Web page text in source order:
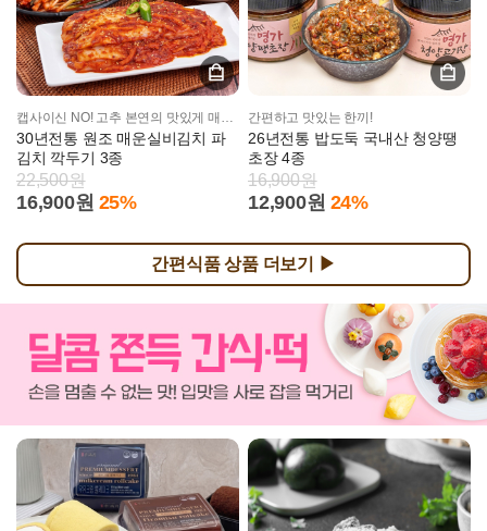
30년전통 원조 매운실비김치 파
김치 깍두기 3종
22,500원
16,900원 25%
간편하고 맛있는 한끼!
26년전통 밥도둑 국내산 청양땡
초장 4종
16,900원
12,900원 24%
간편식품 상품 더보기 ▶